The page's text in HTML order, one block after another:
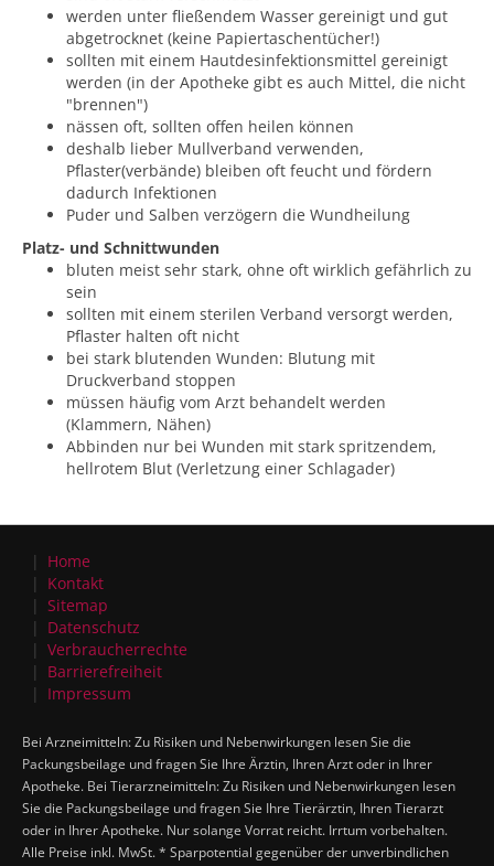
werden unter fließendem Wasser gereinigt und gut
abgetrocknet (keine Papiertaschentücher!)
sollten mit einem Hautdesinfektionsmittel gereinigt
werden (in der Apotheke gibt es auch Mittel, die nicht
"brennen")
nässen oft, sollten offen heilen können
deshalb lieber Mullverband verwenden,
Pflaster(verbände) bleiben oft feucht und fördern
dadurch Infektionen
Puder und Salben verzögern die Wundheilung
Platz- und Schnittwunden
bluten meist sehr stark, ohne oft wirklich gefährlich zu
sein
sollten mit einem sterilen Verband versorgt werden,
Pflaster halten oft nicht
bei stark blutenden Wunden: Blutung mit
Druckverband stoppen
müssen häufig vom Arzt behandelt werden
(Klammern, Nähen)
Abbinden nur bei Wunden mit stark spritzendem,
hellrotem Blut (Verletzung einer Schlagader)
Home
Kontakt
Sitemap
Datenschutz
Verbraucherrechte
Barrierefreiheit
Impressum
Bei Arzneimitteln: Zu Risiken und Nebenwirkungen lesen Sie die
Packungsbeilage und fragen Sie Ihre Ärztin, Ihren Arzt oder in Ihrer
Apotheke. Bei Tierarzneimitteln: Zu Risiken und Nebenwirkungen lesen
Sie die Packungsbeilage und fragen Sie Ihre Tierärztin, Ihren Tierarzt
oder in Ihrer Apotheke. Nur solange Vorrat reicht. Irrtum vorbehalten.
Alle Preise inkl. MwSt. * Sparpotential gegenüber der unverbindlichen